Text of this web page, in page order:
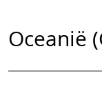
Oceanië